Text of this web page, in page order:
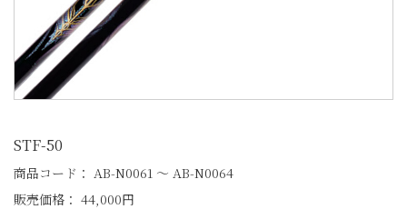
STF-50
商品コード： AB-N0061 ～ AB-N0064
販売価格： 44,000円